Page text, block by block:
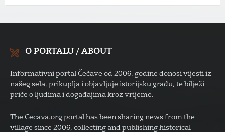
O PORTALU / ABOUT
Informativni portal Čečave od 2006. godine donosi vijesti iz
našeg sela, prikuplja i objavljuje istorijsku građu, te bilježi
priče o ljudima i događajima kroz vrijeme.
The Cecava.org portal has been sharing news from the
village since 2006, collecting and publishing historical